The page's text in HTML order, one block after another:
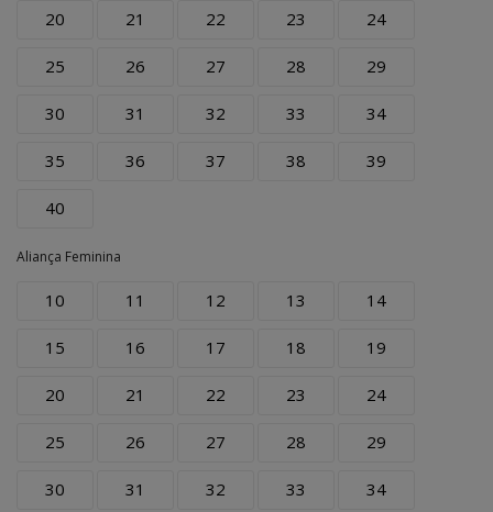
20 21 22 23 24
25 26 27 28 29
30 31 32 33 34
35 36 37 38 39
40
Aliança Feminina
10 11 12 13 14
15 16 17 18 19
20 21 22 23 24
25 26 27 28 29
30 31 32 33 34